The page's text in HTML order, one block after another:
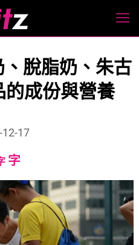
、脫脂奶、朱古
的成份與營養
12-17
Reset
size.
字Increase
size.